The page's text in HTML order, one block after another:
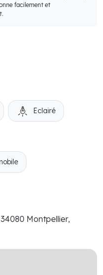
facilement et
Eclairé
Montpellier,